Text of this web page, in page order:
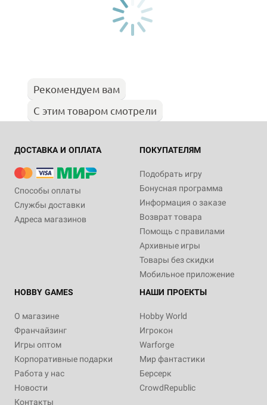
Рекомендуем вам
С этим товаром смотрели
ДОСТАВКА И ОПЛАТА
Способы оплаты
Службы доставки
Адреса магазинов
ПОКУПАТЕЛЯМ
Подобрать игру
Бонусная программа
Информация о заказе
Возврат товара
Помощь с правилами
Архивные игры
Товары без скидки
Мобильное приложение
HOBBY GAMES
О магазине
Франчайзинг
Игры оптом
Корпоративные подарки
Работа у нас
Новости
Контакты
НАШИ ПРОЕКТЫ
Hobby World
Игрокон
Warforge
Мир фантастики
Берсерк
CrowdRepublic